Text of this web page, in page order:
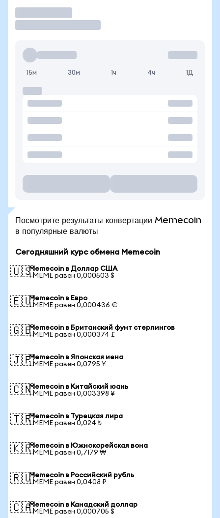
15м 30м 1ч 4ч 1Д
Посмотрите результаты конвертации Memecoin
в популярные валюты
Сегодняшний курс обмена Memecoin
🇺🇸Memecoin в Доллар США
1 MEME равен 0,000503 $
🇪🇺Memecoin в Евро
1 MEME равен 0,000436 €
🇬🇧Memecoin в Британский фунт стерлингов
1 MEME равен 0,000374 £
🇯🇵Memecoin в Японская иена
1 MEME равен 0,0795 ¥
🇨🇳Memecoin в Китайский юань
1 MEME равен 0,003398 ¥
🇹🇷Memecoin в Турецкая лира
1 MEME равен 0,024 ₺
🇰🇷Memecoin в Южнокорейская вона
1 MEME равен 0,7179 ₩
🇷🇺Memecoin в Российский рубль
1 MEME равен 0,0408 ₽
🇨🇦Memecoin в Канадский доллар
1 MEME равен 0,000705 $